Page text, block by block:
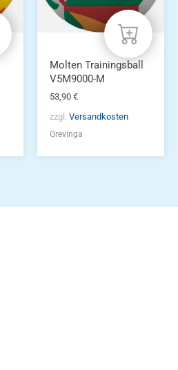
Molten Trainingsball
V5M9000-M
53,90 €
zzgl. Versandkosten
Grevinga